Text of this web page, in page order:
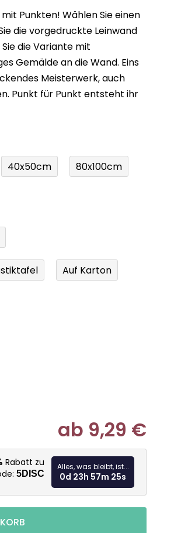
Punkten! Wählen Sie einen
die vorgedruckte Leinwand
die Variante mit
Gemälde an die Wand. Eins
Meisterwerk, auch
Punkt für Punkt entsteht ihr
40x50cm 80x100cm
Auf Karton
ab 9,29 €
Rabatt zu
5DISC
Alles, was bleibt, ist...
0d 23h 57m 24s